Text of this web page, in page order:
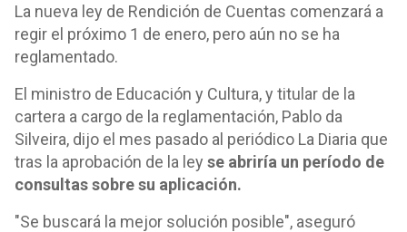
La nueva ley de Rendición de Cuentas comenzará a
regir el próximo 1 de enero, pero aún no se ha
reglamentado.
El ministro de Educación y Cultura, y titular de la
cartera a cargo de la reglamentación, Pablo da
Silveira, dijo el mes pasado al periódico La Diaria que
tras la aprobación de la ley se abriría un período de
consultas sobre su aplicación.
"Se buscará la mejor solución posible", aseguró